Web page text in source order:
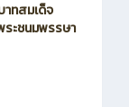
าทสมเด็จ
ระชนมพรรษา